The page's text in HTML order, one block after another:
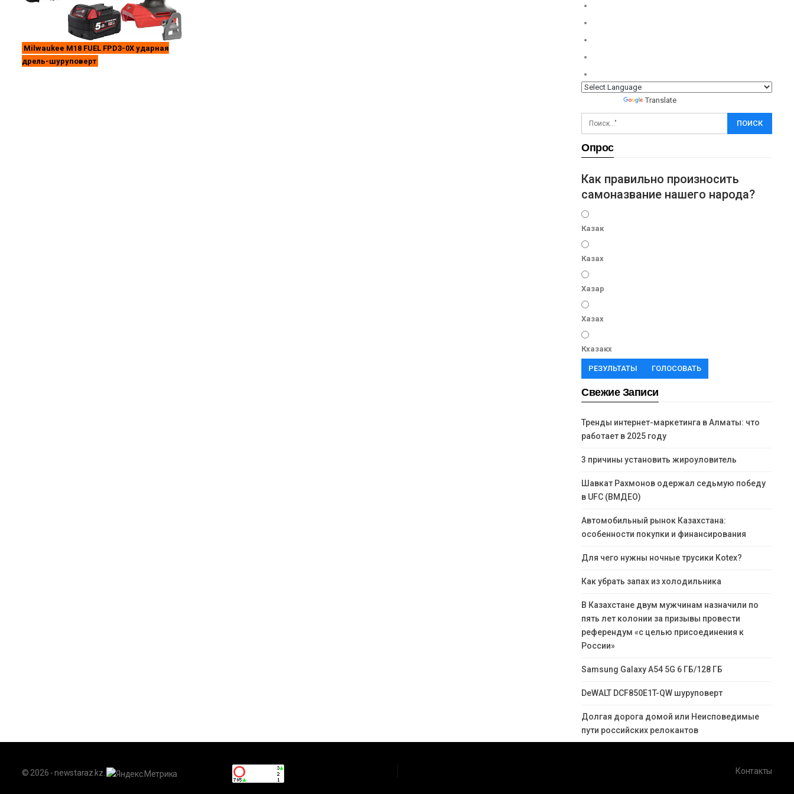
Powered by Translate
Опрос
Как правильно произносить
самоназвание нашего народа?
Казак
Казах
Хазар
Хазах
Кхазакх
РЕЗУЛЬТАТЫ ГОЛОСОВАТЬ
Свежие Записи
Тренды интернет-маркетинга в Алматы: что
работает в 2025 году
3 причины установить жироуловитель
Шавкат Рахмонов одержал седьмую победу
в UFC (ВМДЕО)
Автомобильный рынок Казахстана:
особенности покупки и финансирования
Для чего нужны ночные трусики Kotex?
Как убрать запах из холодильника
В Казахстане двум мужчинам назначили по
пять лет колонии за призывы провести
референдум «с целью присоединения к
России»
Samsung Galaxy A54 5G 6 ГБ/128 ГБ
DeWALT DCF850E1T-QW шуруповерт
Долгая дорога домой или Неисповедимые
пути российских релокантов
Milwaukee M18 FUEL FPD3-0X ударная
дрель-шуруповерт
© 2026 - newstaraz.kz. Контакты